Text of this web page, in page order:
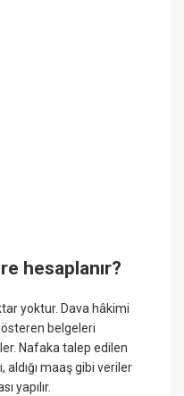
hesaplanır?
yoktur. Dava hâkimi
belgeleri
Nafaka talep edilen
aldığı maaş gibi veriler
yapılır.